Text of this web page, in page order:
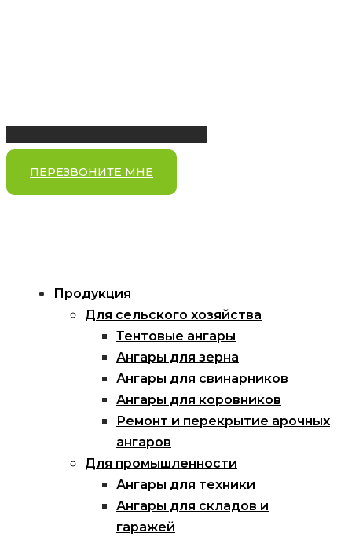
ПЕРЕЗВОНИТЕ МНЕ
Продукция
Для сельского хозяйства
Тентовые ангары
Ангары для зерна
Ангары для свинарников
Ангары для коровников
Ремонт и перекрытие арочных
ангаров
Для промышленности
Ангары для техники
Ангары для складов и
гаражей